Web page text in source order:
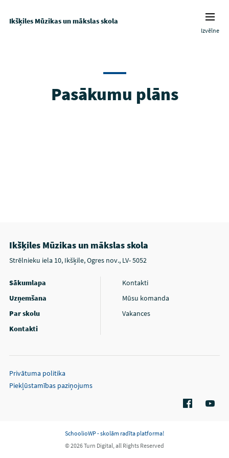
Ikšķiles Mūzikas un mākslas skola
Izvēlne
Pasākumu plāns
Ikšķiles Mūzikas un mākslas skola
Strēlnieku iela 10, Ikšķile, Ogres nov., LV- 5052
Sākumlapa
Uzņemšana
Par skolu
Kontakti
Kontakti
Mūsu komanda
Vakances
Privātuma politika
Piekļūstamības paziņojums
SchoolioWP - skolām radīta platforma!
© 2026 Turn Digital, all Rights Reserved